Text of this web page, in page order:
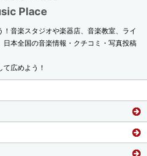
Place
音楽スタジオや楽器店、音楽教室、ライ
本全国の音楽情報・クチコミ・写真投稿
広めよう！